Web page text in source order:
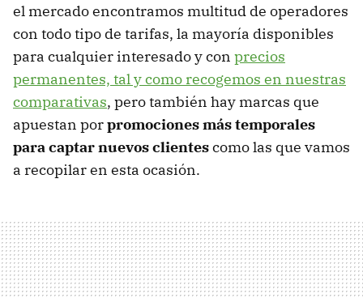
el mercado encontramos multitud de operadores
con todo tipo de tarifas, la mayoría disponibles
para cualquier interesado y con precios
permanentes, tal y como recogemos en nuestras
comparativas, pero también hay marcas que
apuestan porpromociones más temporales
para captar nuevos clientescomo las que vamos
a recopilar en esta ocasión.